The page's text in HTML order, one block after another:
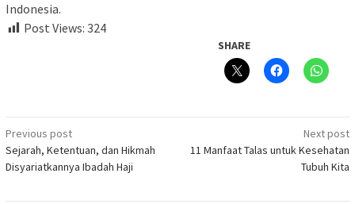
Indonesia.
Post Views: 324
SHARE
Post
navigation
Previous post
Sejarah, Ketentuan, dan Hikmah
Disyariatkannya Ibadah Haji
Next post
11 Manfaat Talas untuk Kesehatan
Tubuh Kita